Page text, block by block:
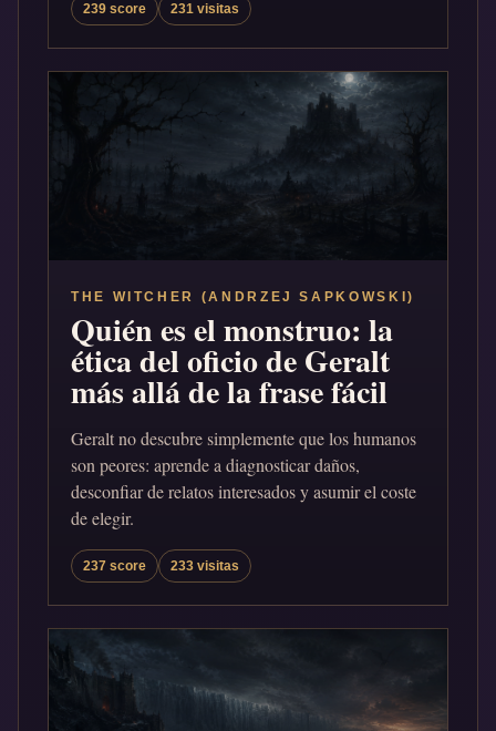
239 score 231 visitas
THE WITCHER (ANDRZEJ SAPKOWSKI)
Quién es el monstruo: la
ética del oficio de Geralt
más allá de la frase fácil
Geralt no descubre simplemente que los humanos
son peores: aprende a diagnosticar daños,
desconfiar de relatos interesados y asumir el coste
de elegir.
237 score 233 visitas